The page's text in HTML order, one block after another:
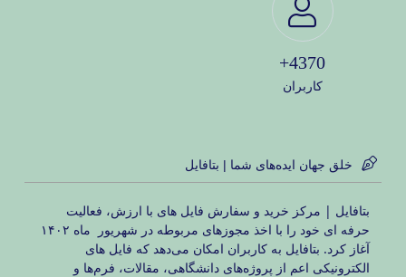
4370+
کاربران
خلق جهان ایده‌های شما | بتافایل
بتافایل | مرکز خرید و سفارش فایل های با ارزش، فعالیت
حرفه ای خود را با اخذ مجوزهای مربوطه در شهریور ماه ۱۴۰۲
آغاز کرد. بتافایل به کاربران امکان می‌دهد که فایل های
الکترونیکی اعم از پروژه‌های دانشگاهی، مقالات، فرم‌ها و